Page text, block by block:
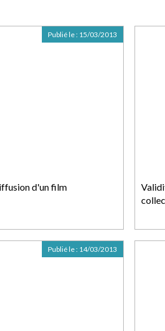
d'un film
Publié le : 15/03/2013
Publié le : 14/03/2013